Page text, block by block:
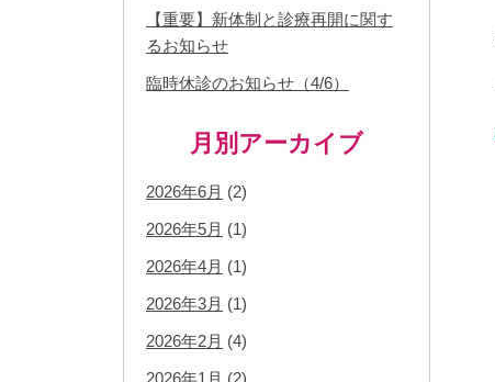
【重要】新体制と診療再開に関す
るお知らせ
臨時休診のお知らせ（4/6）
月別アーカイブ
2026年6月 (2)
2026年5月 (1)
2026年4月 (1)
2026年3月 (1)
2026年2月 (4)
2026年1月 (2)